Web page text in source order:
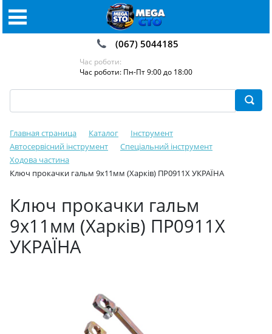
(067) 5044185
Час роботи:
Час роботи: Пн-Пт 9:00 до 18:00
Главная страница Каталог
Інструмент
Автосервісний інструмент
Спеціальний інструмент
Ходова частина
Ключ прокачки гальм 9х11мм (Харків) ПР0911Х УКРАЇНА
Ключ прокачки гальм
9х11мм (Харків) ПР0911Х
УКРАЇНА